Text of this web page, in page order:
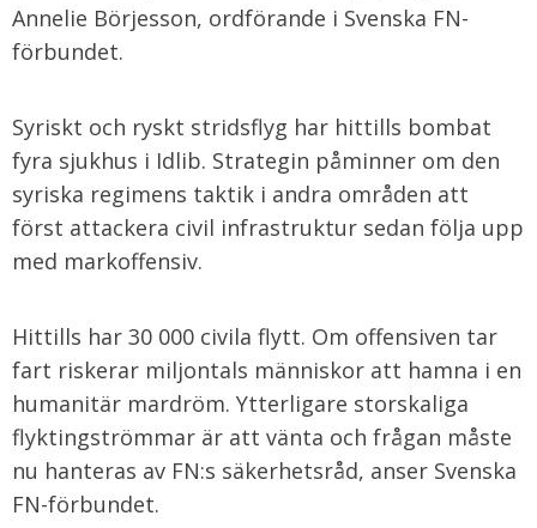
Annelie Börjesson, ordförande i Svenska FN-
förbundet.
Syriskt och ryskt stridsflyg har hittills bombat
fyra sjukhus i Idlib. Strategin påminner om den
syriska regimens taktik i andra områden att
först attackera civil infrastruktur sedan följa upp
med markoffensiv.
Hittills har 30 000 civila flytt. Om offensiven tar
fart riskerar miljontals människor att hamna i en
humanitär mardröm. Ytterligare storskaliga
flyktingströmmar är att vänta och frågan måste
nu hanteras av FN:s säkerhetsråd, anser Svenska
FN-förbundet.